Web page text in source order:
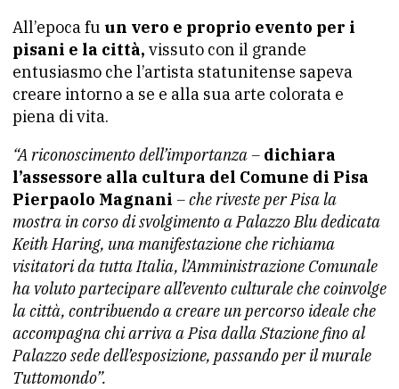
All’epoca fu un vero e proprio evento per i
pisani e la città, vissuto con il grande
entusiasmo che l’artista statunitense sapeva
creare intorno a se e alla sua arte colorata e
piena di vita.
“A riconoscimento dell’importanza – dichiara
l’assessore alla cultura del Comune di Pisa
Pierpaolo Magnani – che riveste per Pisa la
mostra in corso di svolgimento a Palazzo Blu dedicata
Keith Haring, una manifestazione che richiama
visitatori da tutta Italia, l’Amministrazione Comunale
ha voluto partecipare all’evento culturale che coinvolge
la città, contribuendo a creare un percorso ideale che
accompagna chi arriva a Pisa dalla Stazione fino al
Palazzo sede dell’esposizione, passando per il murale
Tuttomondo”.